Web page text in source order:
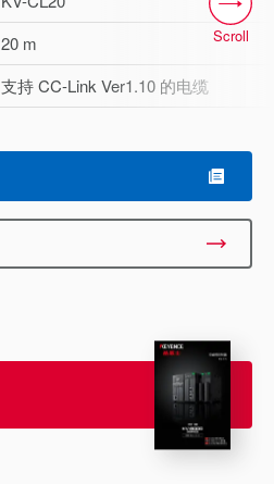
20 m
支持 CC-Link Ver1.10 的电缆
Scroll